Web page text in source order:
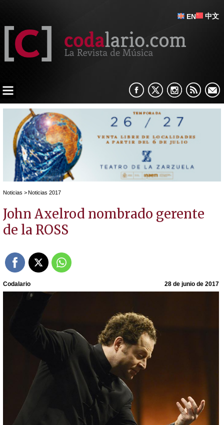
EN 中文
Noticias > Noticias 2017
John Axelrod nombrado gerente
de la ROSS
Codalario 28 de junio de 2017